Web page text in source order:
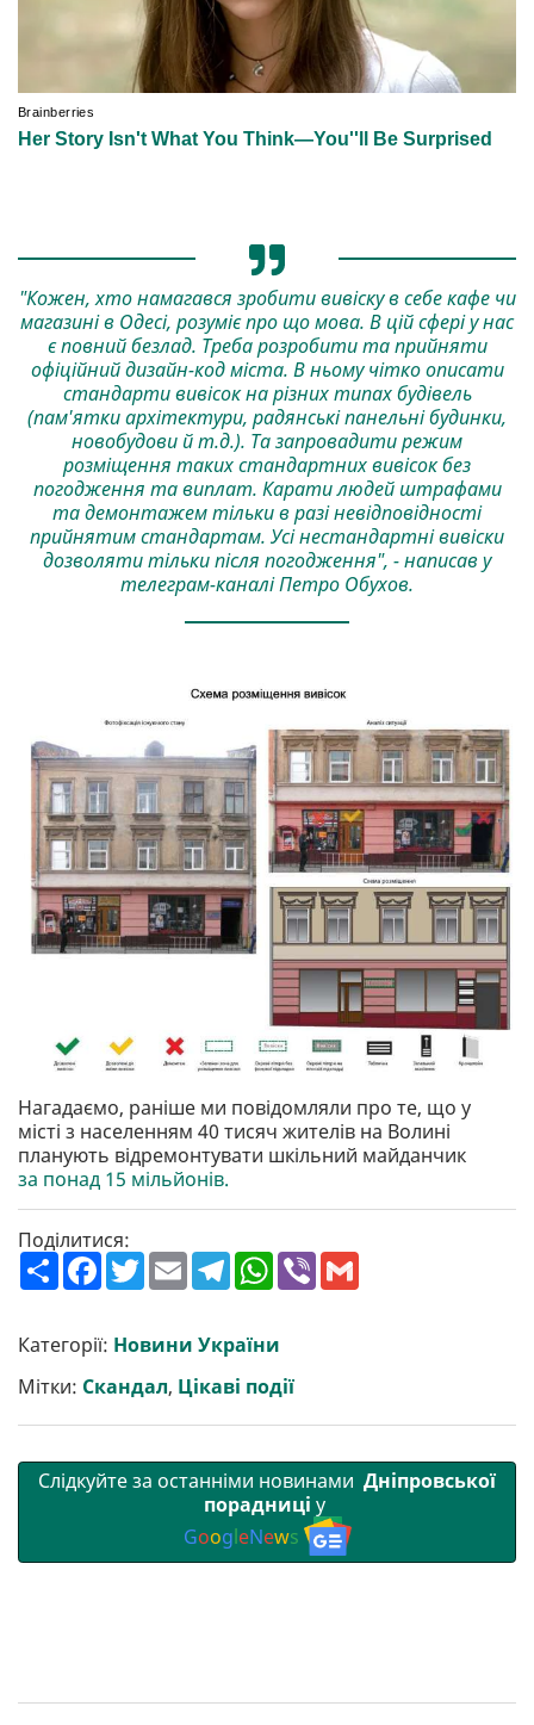
"Кожен, хто намагався зробити вивіску в себе кафе чи
магазині в Одесі, розуміє про що мова. В цій сфері у нас
є повний безлад. Треба розробити та прийняти
офіційний дизайн-код міста. В ньому чітко описати
стандарти вивісок на різних типах будівель
(пам'ятки архітектури, радянські панельні будинки,
новобудови й т.д.). Та запровадити режим
розміщення таких стандартних вивісок без
погодження та виплат. Карати людей штрафами
та демонтажем тільки в разі невідповідності
прийнятим стандартам. Усі нестандартні вивіски
дозволяти тільки після погодження", - написав у
телеграм-каналі Петро Обухов.
Нагадаємо, раніше ми повідомляли про те, що у
місті з населенням 40 тисяч жителів на Волині
планують відремонтувати шкільний майданчик
за понад 15 мільйонів.
Поділитися:
П
о
р
и
и
F
a
b
o
k
T
w
t
e
E
m
l
T
e
g
r
a
m
W
h
s
A
p
p
V
Категорії: Новини України
Мітки: Скандал, Цікаві події
Слідкуйте за останніми новинами Дніпровської
порадниці у
GoogleNews